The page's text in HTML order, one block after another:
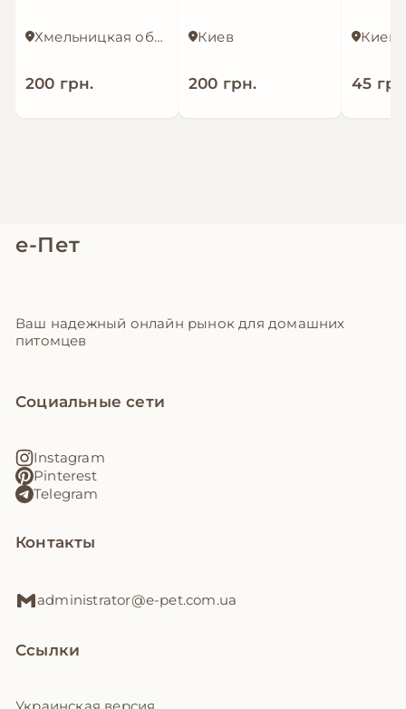
Хмельницкая область
200 грн.
Киев
200 грн.
Киев
45
е-Пет
Ваш надежный онлайн рынок для домашних
питомцев
Социальные сети
Instagram
Pinterest
Telegram
Контакты
administrator@e-pet.com.ua
Ссылки